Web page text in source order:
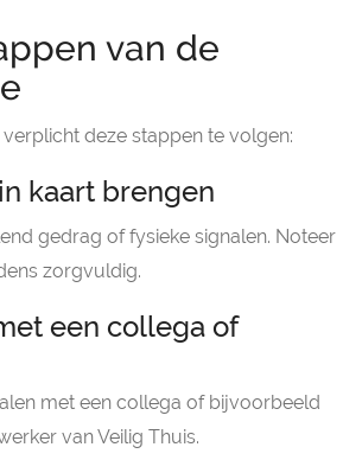
van de
deze stappen te volgen:
kaart brengen
gedrag of fysieke signalen. Noteer
zorgvuldig.
een collega of
met een collega of bijvoorbeeld
van Veilig Thuis.